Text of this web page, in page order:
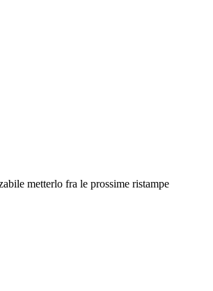
metterlo fra le prossime ristampe